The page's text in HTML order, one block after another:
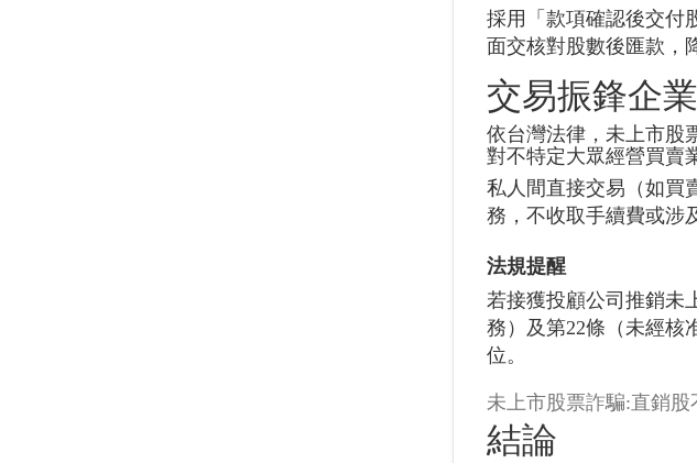
採用「款項確認後交付
面交核對股數後匯款，
交易振鋒企
依台灣法律，未上市股
對不特定大眾經營買賣
私人間直接交易（如買
務，不收取手續費或涉
法規提醒
若接獲投顧公司推銷未
務）及第22條（未經核
位。
未上市股票詐騙:直銷
結論